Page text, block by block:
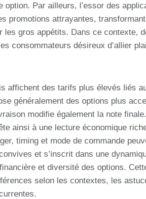
Par ailleurs, l’essor des
promotions attrayantes,
les gros appétits. Dans ce contexte,
consommateurs désireux d’allier
affichent des tarifs plus élevés liés
généralement des options plus
modifie également la note
ainsi à une lecture économique
timing et mode de commande
et s’inscrit dans une
et diversité des options.
selon les contextes, les